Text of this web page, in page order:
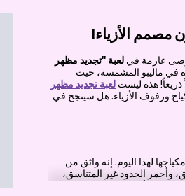
مصمم الأزياء!
عارمة في لعبة "تجديد مظهر
في ماليبو المشمسة، حيث
هذه ليست لعبة تجديد مظهر
ورفوف الأزياء. هل سينجح في
لهذا اليوم. إنه واثق من
وأحمر الخدود غير المتناسق،